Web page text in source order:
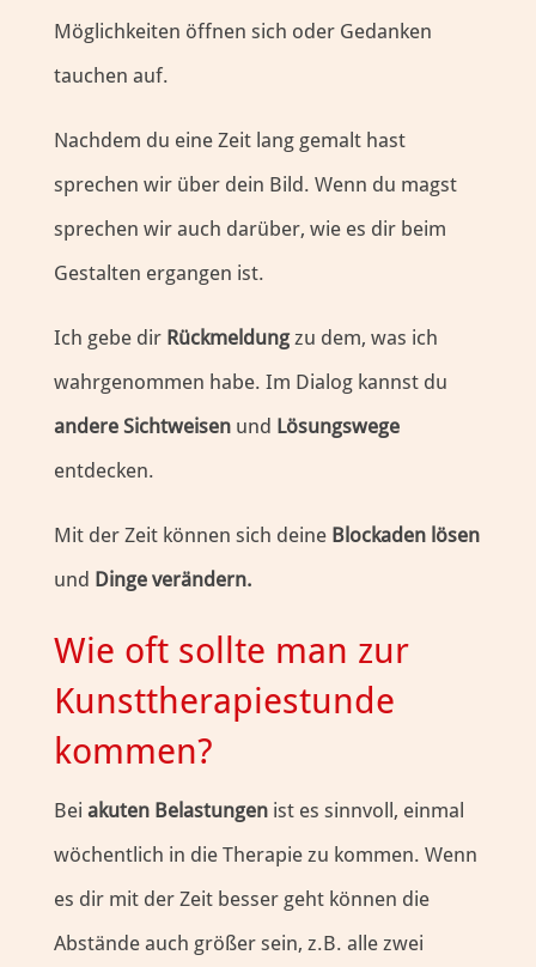
Möglichkeiten öffnen sich oder Gedanken
tauchen auf.
Nachdem du eine Zeit lang gemalt hast
sprechen wir über dein Bild. Wenn du magst
sprechen wir auch darüber, wie es dir beim
Gestalten ergangen ist.
Ich gebe dir Rückmeldungzu dem, was ich
wahrgenommen habe. Im Dialog kannst du
andere Sichtweisenund Lösungswege
entdecken.
Mit der Zeit können sich deine Blockaden lösen
und Dinge verändern.
Wie oft sollte man zur
Kunsttherapiestunde
kommen?
Bei akuten Belastungenist es sinnvoll, einmal
wöchentlich in die Therapie zu kommen. Wenn
es dir mit der Zeit besser geht können die
Abstände auch größer sein, z.B. alle zwei